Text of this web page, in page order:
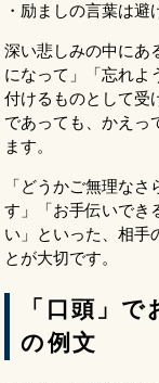
・励ましの言葉は避
深い悲しみの中にあ
になって」「忘れよ
付けるものとして受
であっても、かえっ
ます。
「どうかご無理な
す」「お手伝いでき
い」といった、相手
とが大切です。
「口頭」
の例文